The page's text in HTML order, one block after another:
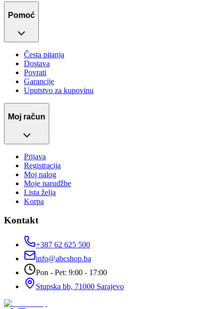
Pomoć
Česta pitanja
Dostava
Povrati
Garancije
Uputstvo za kupovinu
Moj račun
Prijava
Registracija
Moj nalog
Moje narudžbe
Lista želja
Korpa
Kontakt
+387 62 625 500
info@abcshop.ba
Pon - Pet: 9:00 - 17:00
Stupska bb, 71000 Sarajevo